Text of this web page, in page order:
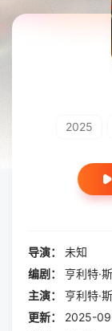
2025
导演：
未知
编剧：
亨利特·
主演：
亨利特·
更新：
2025-